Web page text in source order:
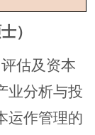
）
估及资本
业分析与投
运作管理的